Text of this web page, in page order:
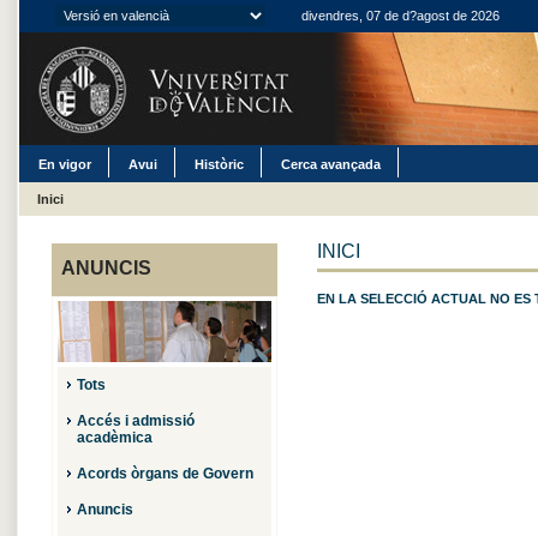
divendres, 07 de d?agost de 2026
En vigor Avui Històric Cerca avançada
Inici
ANUNCIS
Tots
Accés i admissió
acadèmica
Acords òrgans de Govern
Anuncis
INICI
EN LA SELECCIÓ ACTUAL NO ES